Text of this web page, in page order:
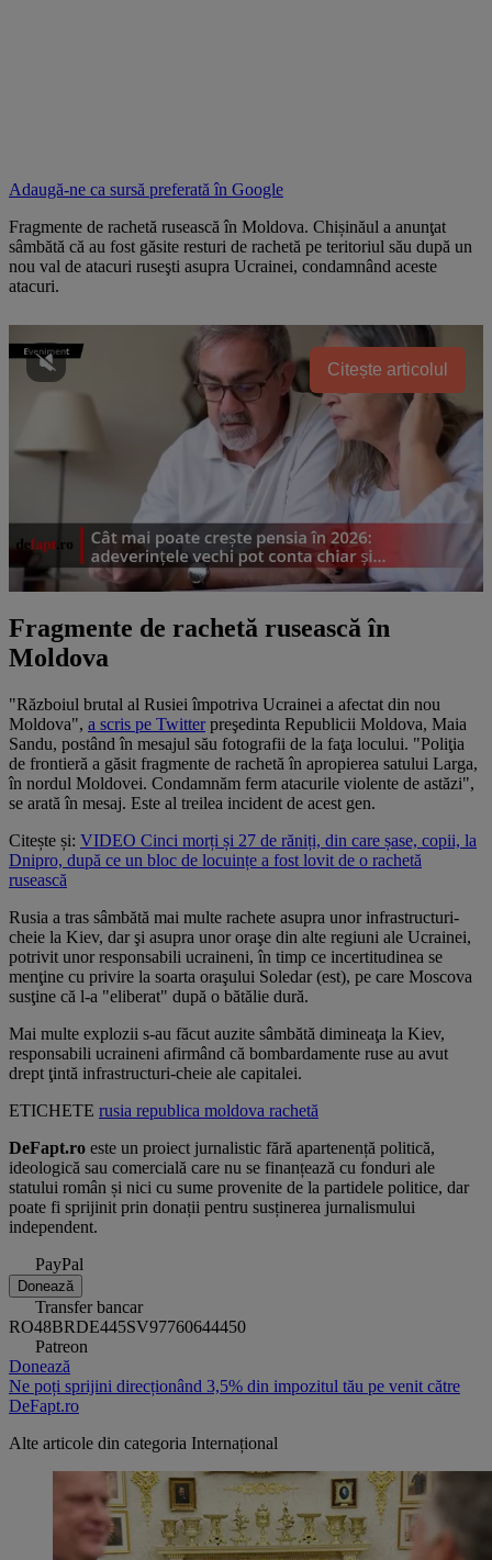
Adaugă-ne ca sursă preferată în Google
Fragmente de rachetă rusească în Moldova. Chișinăul a anunţat
sâmbătă că au fost găsite resturi de rachetă pe teritoriul său după un
nou val de atacuri ruseşti asupra Ucrainei, condamnând aceste
atacuri.
Citește articolul
Fragmente de rachetă rusească în
Moldova
"Războiul brutal al Rusiei împotriva Ucrainei a afectat din nou
Moldova", a scris pe Twitterpreşedinta Republicii Moldova, Maia
Sandu, postând în mesajul său fotografii de la faţa locului. "Poliţia
de frontieră a găsit fragmente de rachetă în apropierea satului Larga,
în nordul Moldovei. Condamnăm ferm atacurile violente de astăzi",
se arată în mesaj. Este al treilea incident de acest gen.
Citește și: VIDEO Cinci morți și 27 de răniți, din care șase, copii, la
Dnipro, după ce un bloc de locuințe a fost lovit de o rachetă
rusească
Rusia a tras sâmbătă mai multe rachete asupra unor infrastructuri-
cheie la Kiev, dar şi asupra unor oraşe din alte regiuni ale Ucrainei,
potrivit unor responsabili ucraineni, în timp ce incertitudinea se
menţine cu privire la soarta oraşului Soledar (est), pe care Moscova
susţine că l-a "eliberat" după o bătălie dură.
Mai multe explozii s-au făcut auzite sâmbătă dimineaţa la Kiev,
responsabili ucraineni afirmând că bombardamente ruse au avut
drept ţintă infrastructuri-cheie ale capitalei.
ETICHETE rusia republica moldova rachetă
DeFapt.ro este un proiect jurnalistic fără apartenență politică,
ideologică sau comercială care nu se finanțează cu fonduri ale
statului român și nici cu sume provenite de la partidele politice, dar
poate fi sprijinit prin donații pentru susținerea jurnalismului
independent.
PayPal
Donează
Transfer bancar
RO48BRDE445SV97760644450
Patreon
Donează
Ne poți sprijini direcționând 3,5% din impozitul tău pe venit către
DeFapt.ro
Alte articole din categoria Internațional